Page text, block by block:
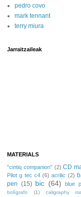
pedro covo
mark tennant
terry miura
Jarraitzaileak
MATERIALS
"cintiq companion" (2) CD
Pilot g tec c4 (6) acrilic (2)
pen (15) bic (64) blue
bolígrafo (1) caligraphy